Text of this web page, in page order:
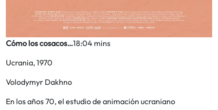
Cómo los cosacos…18:04 mins
Ucrania, 1970
Volodymyr Dakhno
En los años 70, el estudio de animación ucraniano